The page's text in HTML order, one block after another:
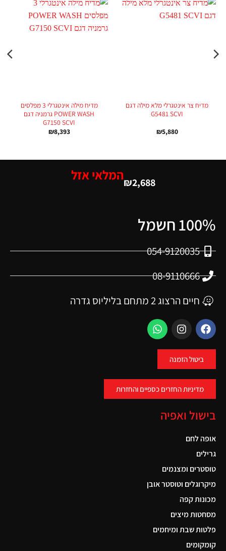
מדיח צר אינטגרלי מלא מילה דגם
G5481 SCVI
₪5,880
מדיח מילה אינטגרלי 3 מפלסים
POWER WASH גרמניה דגם
G7150 SCVI
₪8,393
₪2,688 המלאי אזל
100% חשמל
054-9120035
08-9110666
חיים הרצוג 2 מתחם בליליוס גדרה
ביטול הזמנה
מדיניות החזרים כספיים והחזרות
בישול ואפיה
אופה לחם
גרילים
טוסטרים ומצנמים
מיקרוגלים וטוסטר אובן
מכונות קפה
מסחטות מיצים
פלטות שבת ומיחמים
קומקומים